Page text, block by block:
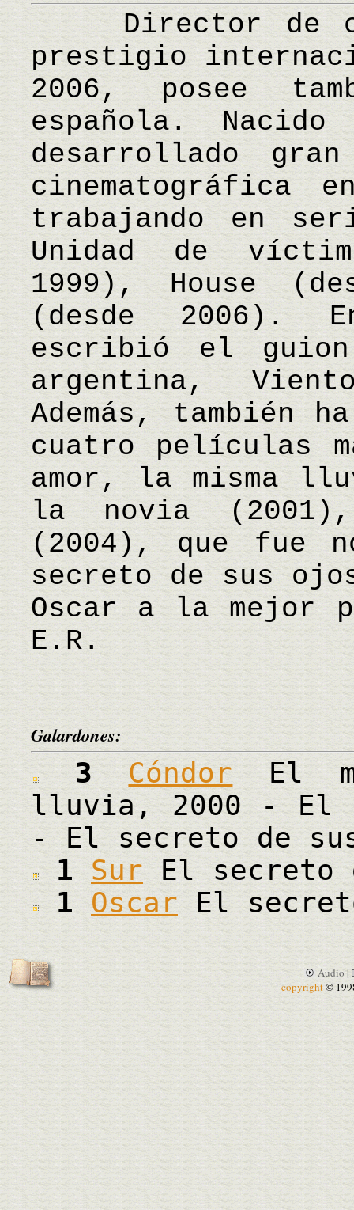
Director de
prestigio
2006, posee
española.
desarrollado
cinematográfica
trabajando en
Unidad de
1999), House
(desde 2006).
escribió el
argentina,
Además, también
cuatro películas
amor, la misma
la novia (2001),
(2004), que fue
secreto de sus
Oscar a la
E.R.
Galardones:
3Cóndor El
lluvia, 2000 - El
- El secreto de
1SurEl secreto
1OscarEl
Audio |
copyright©